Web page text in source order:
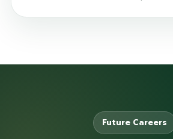
Future Careers